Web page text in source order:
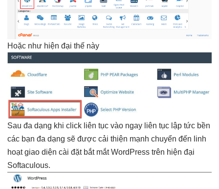
Hoặc như hiện đại thế này
Sau đa dạng khi click liên tục vào ngay liên tục lập tức bền
các bạn đa dạng sẽ được cải thiện mạnh chuyển đến linh
hoạtgiao diện cài đặt bắt mắtWordPress trên hiện đại
Softaculous.